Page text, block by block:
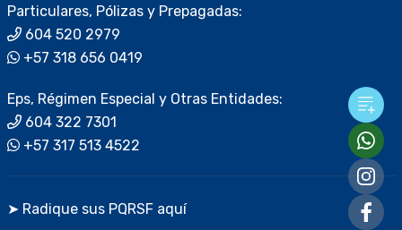
Particulares, Pólizas y Prepagadas:
604 520 2979
+57 318 656 0419
Eps, Régimen Especial y Otras Entidades:
604 322 7301
+57 317 513 4522
➤ Radique sus PQRSF aquí